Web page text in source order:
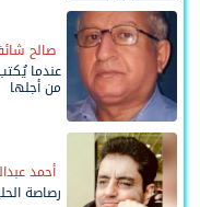
صالح
عندما
من أجلها
أحمد
رصاصة